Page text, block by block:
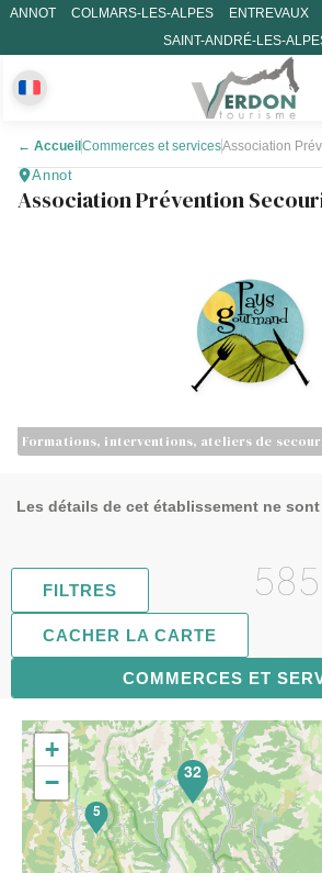
ANNOT COLMARS-LES-ALPES ENTREVAUX
SAINT-ANDRÉ-LES-
← Accueil Commerces et servicesAssociation
Annot
Association Prévention
Formations, interventions, ateliers de
Les détails de cet établissement ne
FILTRES 585
COMMERCES ET
CACHER LA CARTE
119
5
32
+
−